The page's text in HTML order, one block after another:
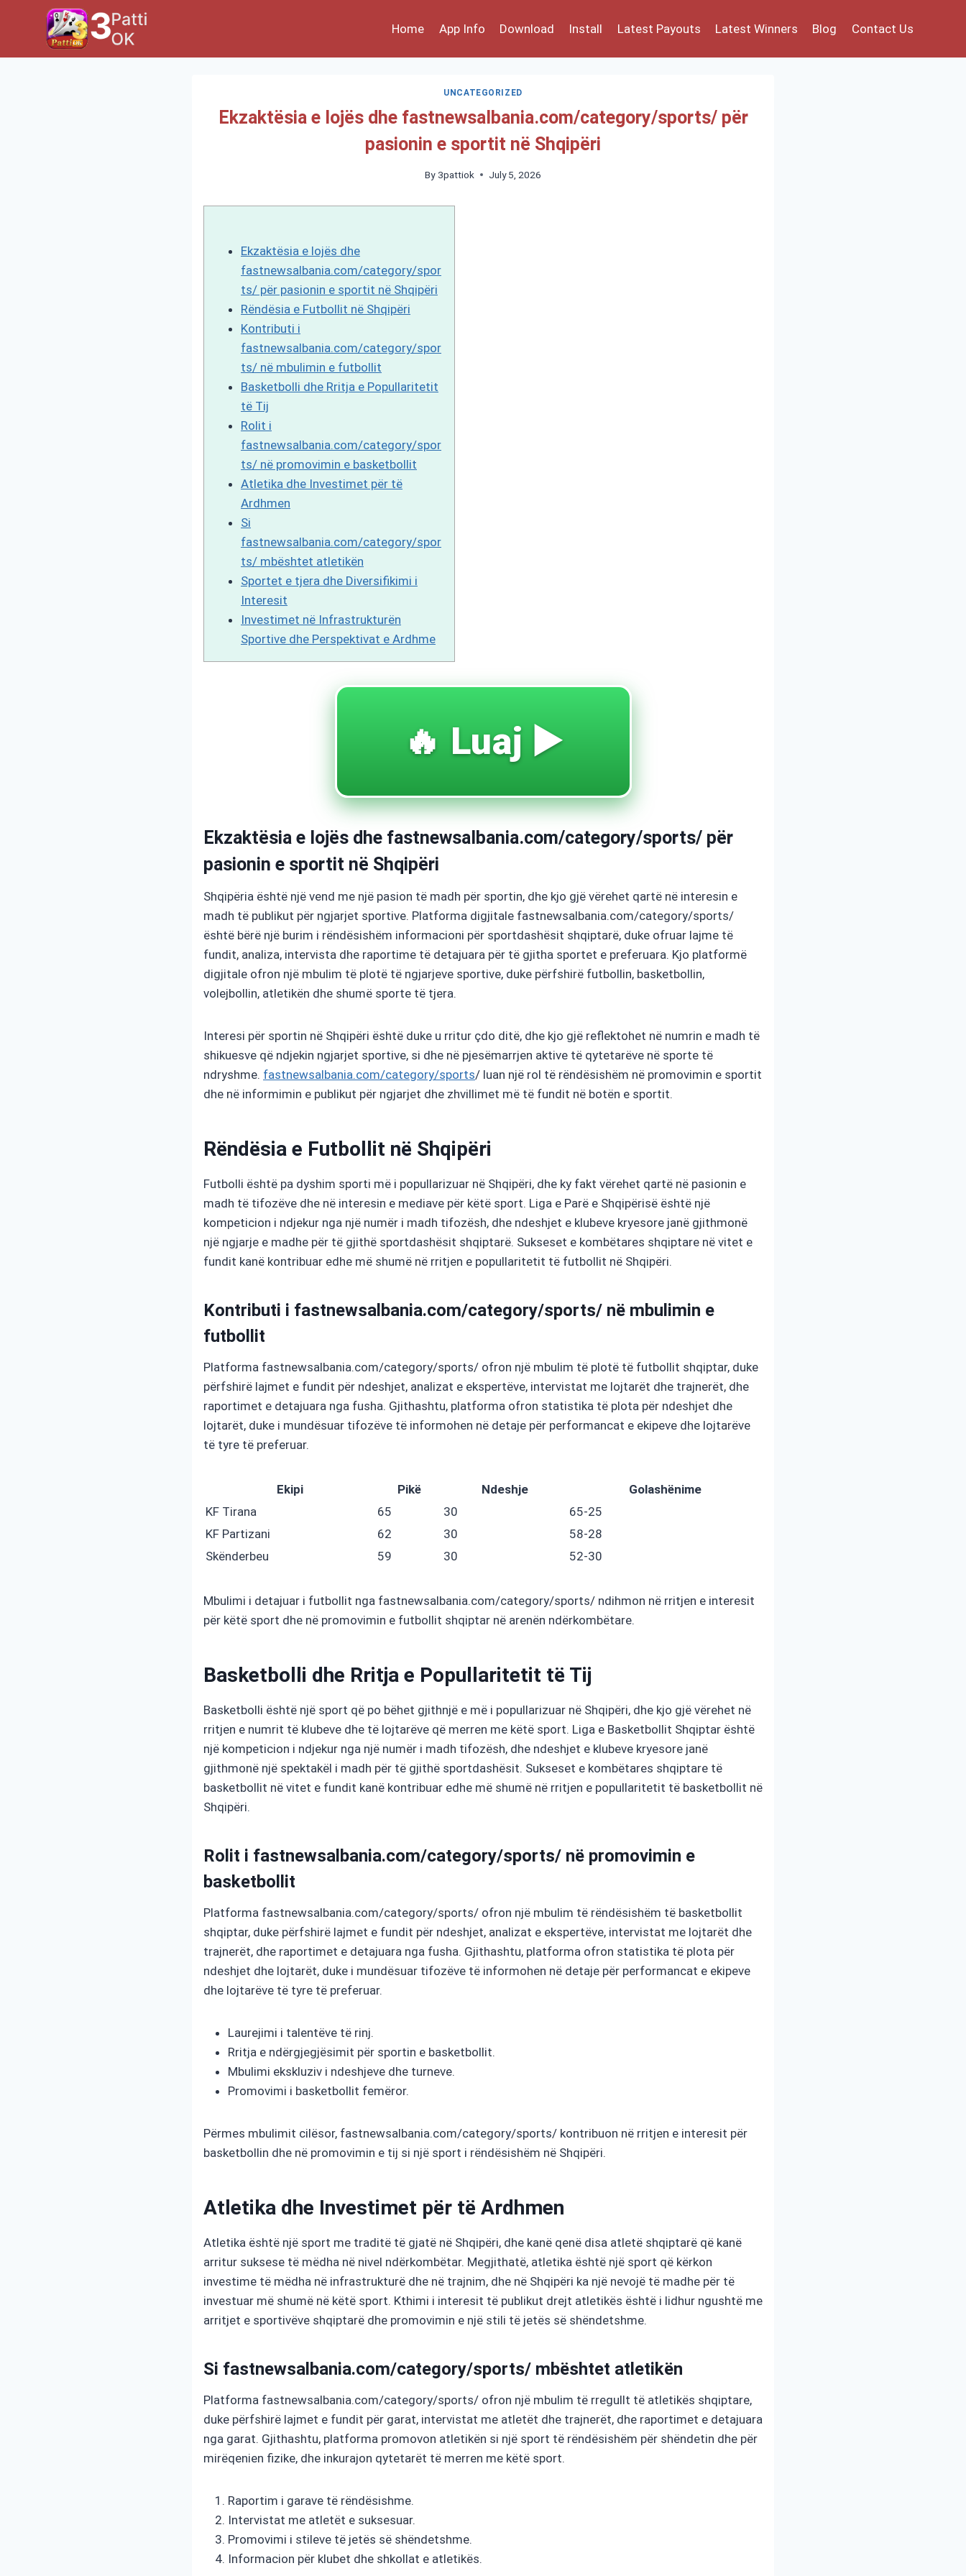
Home App Info Download Install Latest Payouts Latest Winners Blog Contact Us
UNCATEGORIZED
Ekzaktësia e lojës dhe fastnewsalbania.com/category/sports/ për
pasionin e sportit në Shqipëri
By 3pattiok July 5, 2026
Ekzaktësia e lojës dhe
fastnewsalbania.com/category/spor
ts/ për pasionin e sportit në Shqipëri
Rëndësia e Futbollit në Shqipëri
Kontributi i
fastnewsalbania.com/category/spor
ts/ në mbulimin e futbollit
Basketbolli dhe Rritja e Popullaritetit
të Tij
Rolit i
fastnewsalbania.com/category/spor
ts/ në promovimin e basketbollit
Atletika dhe Investimet për të
Ardhmen
Si
fastnewsalbania.com/category/spor
ts/ mbështet atletikën
Sportet e tjera dhe Diversifikimi i
Interesit
Investimet në Infrastrukturën
Sportive dhe Perspektivat e Ardhme
🔥 Luaj ▶️
Ekzaktësia e lojës dhe fastnewsalbania.com/category/sports/ për
pasionin e sportit në Shqipëri
Shqipëria është një vend me një pasion të madh për sportin, dhe kjo gjë vërehet qartë në interesin e
madh të publikut për ngjarjet sportive. Platforma digjitale fastnewsalbania.com/category/sports/
është bërë një burim i rëndësishëm informacioni për sportdashësit shqiptarë, duke ofruar lajme të
fundit, analiza, intervista dhe raportime të detajuara për të gjitha sportet e preferuara. Kjo platformë
digjitale ofron një mbulim të plotë të ngjarjeve sportive, duke përfshirë futbollin, basketbollin,
volejbollin, atletikën dhe shumë sporte të tjera.
Interesi për sportin në Shqipëri është duke u rritur çdo ditë, dhe kjo gjë reflektohet në numrin e madh të
shikuesve që ndjekin ngjarjet sportive, si dhe në pjesëmarrjen aktive të qytetarëve në sporte të
ndryshme. fastnewsalbania.com/category/sports/ luan një rol të rëndësishëm në promovimin e sportit
dhe në informimin e publikut për ngjarjet dhe zhvillimet më të fundit në botën e sportit.
Rëndësia e Futbollit në Shqipëri
Futbolli është pa dyshim sporti më i popullarizuar në Shqipëri, dhe ky fakt vërehet qartë në pasionin e
madh të tifozëve dhe në interesin e mediave për këtë sport. Liga e Parë e Shqipërisë është një
kompeticion i ndjekur nga një numër i madh tifozësh, dhe ndeshjet e klubeve kryesore janë gjithmonë
një ngjarje e madhe për të gjithë sportdashësit shqiptarë. Sukseset e kombëtares shqiptare në vitet e
fundit kanë kontribuar edhe më shumë në rritjen e popullaritetit të futbollit në Shqipëri.
Kontributi i fastnewsalbania.com/category/sports/ në mbulimin e
futbollit
Platforma fastnewsalbania.com/category/sports/ ofron një mbulim të plotë të futbollit shqiptar, duke
përfshirë lajmet e fundit për ndeshjet, analizat e ekspertëve, intervistat me lojtarët dhe trajnerët, dhe
raportimet e detajuara nga fusha. Gjithashtu, platforma ofron statistika të plota për ndeshjet dhe
lojtarët, duke i mundësuar tifozëve të informohen në detaje për performancat e ekipeve dhe lojtarëve
të tyre të preferuar.
Ekipi Pikë Ndeshje
Golashënime
KF Tirana
65 30
65-25
KF Partizani
62 30
58-28
Skënderbeu
59 30 52-30
Mbulimi i detajuar i futbollit nga fastnewsalbania.com/category/sports/ ndihmon në rritjen e interesit
për këtë sport dhe në promovimin e futbollit shqiptar në arenën ndërkombëtare.
Basketbolli dhe Rritja e Popullaritetit të Tij
Basketbolli është një sport që po bëhet gjithnjë e më i popullarizuar në Shqipëri, dhe kjo gjë vërehet në
rritjen e numrit të klubeve dhe të lojtarëve që merren me këtë sport. Liga e Basketbollit Shqiptar është
një kompeticion i ndjekur nga një numër i madh tifozësh, dhe ndeshjet e klubeve kryesore janë
gjithmonë një spektakël i madh për të gjithë sportdashësit. Sukseset e kombëtares shqiptare të
basketbollit në vitet e fundit kanë kontribuar edhe më shumë në rritjen e popullaritetit të basketbollit në
Shqipëri.
Rolit i fastnewsalbania.com/category/sports/ në promovimin e
basketbollit
Platforma fastnewsalbania.com/category/sports/ ofron një mbulim të rëndësishëm të basketbollit
shqiptar, duke përfshirë lajmet e fundit për ndeshjet, analizat e ekspertëve, intervistat me lojtarët dhe
trajnerët, dhe raportimet e detajuara nga fusha. Gjithashtu, platforma ofron statistika të plota për
ndeshjet dhe lojtarët, duke i mundësuar tifozëve të informohen në detaje për performancat e ekipeve
dhe lojtarëve të tyre të preferuar.
Laurejimi i talentëve të rinj.
Rritja e ndërgjegjësimit për sportin e basketbollit.
Mbulimi ekskluziv i ndeshjeve dhe turneve.
Promovimi i basketbollit femëror.
Përmes mbulimit cilësor, fastnewsalbania.com/category/sports/ kontribuon në rritjen e interesit për
basketbollin dhe në promovimin e tij si një sport i rëndësishëm në Shqipëri.
Atletika dhe Investimet për të Ardhmen
Atletika është një sport me traditë të gjatë në Shqipëri, dhe kanë qenë disa atletë shqiptarë që kanë
arritur suksese të mëdha në nivel ndërkombëtar. Megjithatë, atletika është një sport që kërkon
investime të mëdha në infrastrukturë dhe në trajnim, dhe në Shqipëri ka një nevojë të madhe për të
investuar më shumë në këtë sport. Kthimi i interesit të publikut drejt atletikës është i lidhur ngushtë me
arritjet e sportivëve shqiptarë dhe promovimin e një stili të jetës së shëndetshme.
Si fastnewsalbania.com/category/sports/ mbështet atletikën
Platforma fastnewsalbania.com/category/sports/ ofron një mbulim të rregullt të atletikës shqiptare,
duke përfshirë lajmet e fundit për garat, intervistat me atletët dhe trajnerët, dhe raportimet e detajuara
nga garat. Gjithashtu, platforma promovon atletikën si një sport të rëndësishëm për shëndetin dhe për
mirëqenien fizike, dhe inkurajon qytetarët të merren me këtë sport.
Raportim i garave të rëndësishme.
Intervistat me atletët e suksesuar.
Promovimi i stileve të jetës së shëndetshme.
Informacion për klubet dhe shkollat e atletikës.